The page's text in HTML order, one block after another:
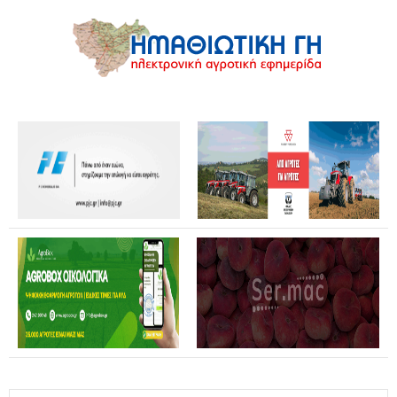
Θανάσης Καββαδάς: Θωρακίζεται όλη η χώρα απέναντι